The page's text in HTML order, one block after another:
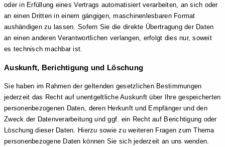
oder in Erfüllung eines Vertrags automatisiert verarbeiten, an sich oder
an einen Dritten in einem gängigen, maschinenlesbaren Format
aushändigen zu lassen. Sofern Sie die direkte Übertragung der Daten
an einen anderen Verantwortlichen verlangen, erfolgt dies nur, soweit
es technisch machbar ist.
Auskunft, Berichtigung und Löschung
Sie haben im Rahmen der geltenden gesetzlichen Bestimmungen
jederzeit das Recht auf unentgeltliche Auskunft über Ihre gespeicherten
personenbezogenen Daten, deren Herkunft und Empfänger und den
Zweck der Datenverarbeitung und ggf. ein Recht auf Berichtigung oder
Löschung dieser Daten. Hierzu sowie zu weiteren Fragen zum Thema
personenbezogene Daten können Sie sich jederzeit an uns wenden.